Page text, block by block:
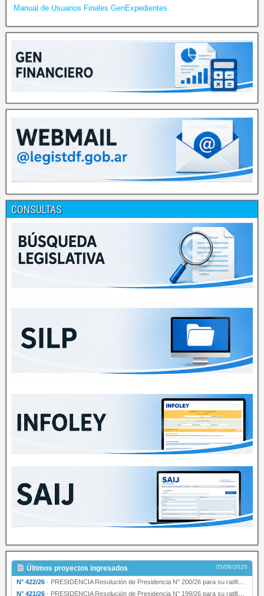
Manual de Usuarios Finales GenExpedientes
CONSULTAS
Últimos proyectos ingresados 05/08/2026
N° 422/26 · PRESIDENCIA Resolución de Presidencia N° 200/26 para su ratificación.
N° 421/26 · PRESIDENCIA Resolución de Presidencia N° 199/26 para su ratificación.